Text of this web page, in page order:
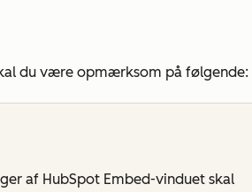
du være opmærksom på følgende:
af HubSpot Embed-vinduet skal